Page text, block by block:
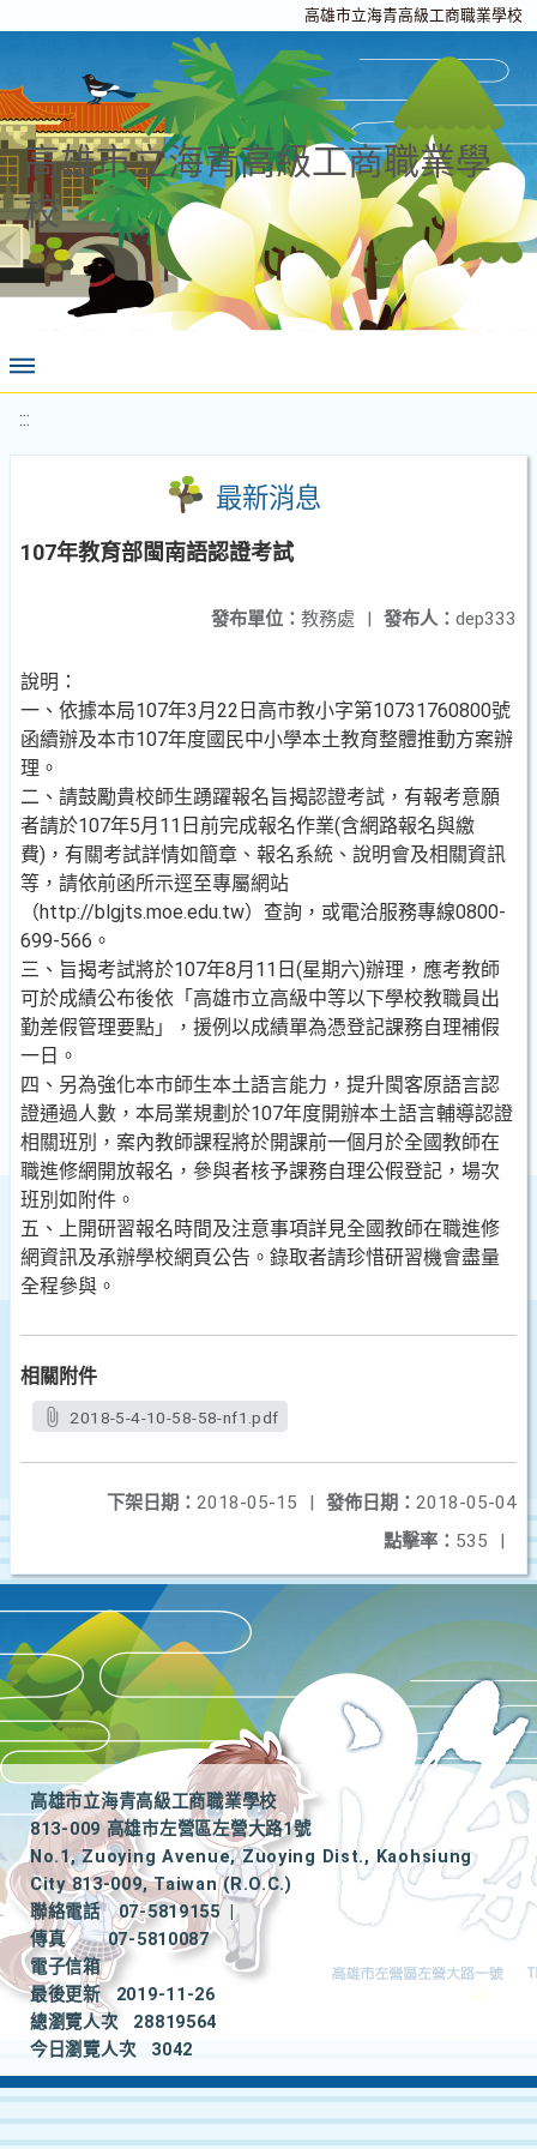
高雄市立海青高級工商職業學校
高雄市立海青高級工商職業學
校
:::
最新消息
107年教育部閩南語認證考試
發布人： dep333
發布單位： 教務處 |
說明：
一、依據本局107年3月22日高市教小字第10731760800號
函續辦及本市107年度國民中小學本土教育整體推動方案辦
理。
二、請鼓勵貴校師生踴躍報名旨揭認證考試，有報考意願
者請於107年5月11日前完成報名作業(含網路報名與繳
費)，有關考試詳情如簡章、報名系統、說明會及相關資訊
等，請依前函所示逕至專屬網站
（http://blgjts.moe.edu.tw）查詢，或電洽服務專線0800-
699-566。
三、旨揭考試將於107年8月11日(星期六)辦理，應考教師
可於成績公布後依「高雄市立高級中等以下學校教職員出
勤差假管理要點」，援例以成績單為憑登記課務自理補假
一日。
四、另為強化本市師生本土語言能力，提升閩客原語言認
證通過人數，本局業規劃於107年度開辦本土語言輔導認證
相關班別，案內教師課程將於開課前一個月於全國教師在
職進修網開放報名，參與者核予課務自理公假登記，場次
班別如附件。
五、上開研習報名時間及注意事項詳見全國教師在職進修
網資訊及承辦學校網頁公告。錄取者請珍惜研習機會盡量
全程參與。
相關附件
2018-5-4-10-58-58-nf1.pdf
發佈日期： 2018-05-04
下架日期： 2018-05-15
|
點擊率： 535 |
高雄市立海青高級工商職業學校
813-009 高雄市左營區左營大路1號
No.1, Zuoying Avenue, Zuoying Dist., Kaohsiung
City 813-009, Taiwan (R.O.C.)
聯絡電話
07-5819155
|
傳真
07-5810087
電子信箱
最後更新
2019-11-26
總瀏覽人次
28819564
今日瀏覽人次
3042